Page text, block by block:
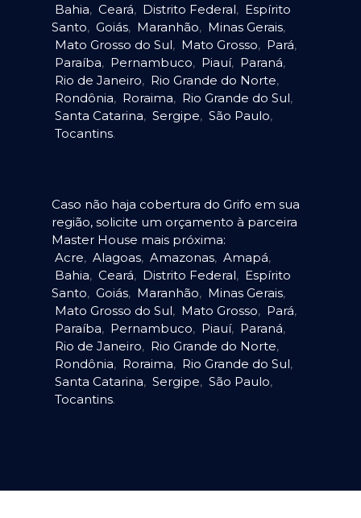
Bahia, Ceará, Distrito Federal, Espírito
Santo, Goiás, Maranhão, Minas Gerais,
Mato Grosso do Sul, Mato Grosso, Pará,
Paraíba, Pernambuco, Piauí, Paraná,
Rio de Janeiro, Rio Grande do Norte,
Rondônia, Roraima, Rio Grande do Sul,
Santa Catarina, Sergipe, São Paulo,
Tocantins.
Caso não haja cobertura do Grifo em sua
região, solicite um orçamento à parceira
Master House mais próxima:
Acre, Alagoas, Amazonas, Amapá,
Bahia, Ceará, Distrito Federal, Espírito
Santo, Goiás, Maranhão, Minas Gerais,
Mato Grosso do Sul, Mato Grosso, Pará,
Paraíba, Pernambuco, Piauí, Paraná,
Rio de Janeiro, Rio Grande do Norte,
Rondônia, Roraima, Rio Grande do Sul,
Santa Catarina, Sergipe, São Paulo,
Tocantins.